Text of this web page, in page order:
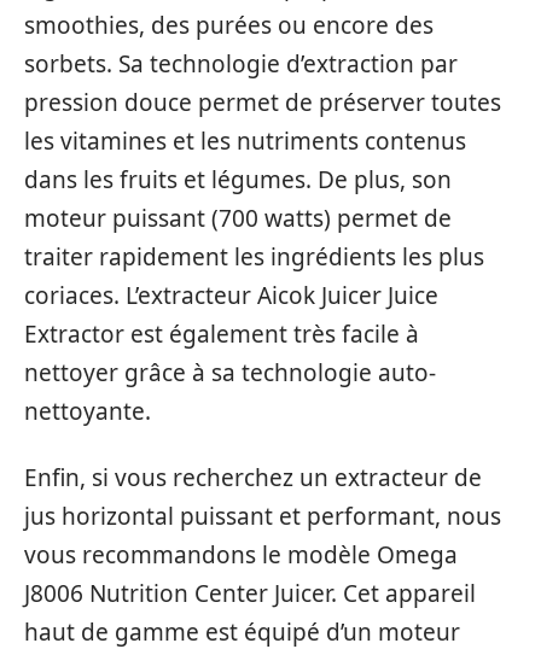
smoothies, des purées ou encore des
sorbets. Sa technologie d’extraction par
pression douce permet de préserver toutes
les vitamines et les nutriments contenus
dans les fruits et légumes. De plus, son
moteur puissant (700 watts) permet de
traiter rapidement les ingrédients les plus
coriaces. L’extracteur Aicok Juicer Juice
Extractor est également très facile à
nettoyer grâce à sa technologie auto-
nettoyante.
Enfin, si vous recherchez un extracteur de
jus horizontal puissant et performant, nous
vous recommandons le modèle Omega
J8006 Nutrition Center Juicer. Cet appareil
haut de gamme est équipé d’un moteur